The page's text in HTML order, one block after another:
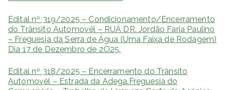
Edital nº 319/2025 – Condicionamento/Encerramento
do Trânsito Automovél – RUA DR. Jordão Faria Paulino
– Freguesia da Serra de Água (Uma Faixa de Rodagem)
Dia 17 de Dezembro de 2O25.
Edital nº 318/2025 – Encerramento do Trânsito
Automovél – Estrada da Adega.Freguesia do